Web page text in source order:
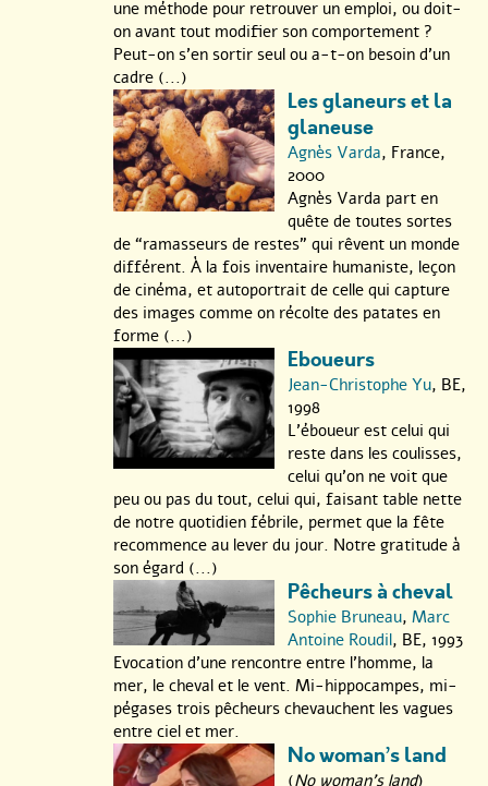
une méthode pour retrouver un emploi, ou doit-
on avant tout modifier son comportement ?
Peut-on s’en sortir seul ou a-t-on besoin d’un
cadre (...)
Les glaneurs et la
glaneuse
Agnès Varda, France,
2000
Agnès Varda part en
quête de toutes sortes
de “ramasseurs de restes” qui rêvent un monde
différent. À la fois inventaire humaniste, leçon
de cinéma, et autoportrait de celle qui capture
des images comme on récolte des patates en
forme (...)
Eboueurs
Jean-Christophe Yu, BE,
1998
L’éboueur est celui qui
reste dans les coulisses,
celui qu’on ne voit que
peu ou pas du tout, celui qui, faisant table nette
de notre quotidien fébrile, permet que la fête
recommence au lever du jour. Notre gratitude à
son égard (...)
Pêcheurs à cheval
Sophie Bruneau, Marc
Antoine Roudil, BE, 1993
Evocation d’une rencontre entre l’homme, la
mer, le cheval et le vent. Mi-hippocampes, mi-
pégases trois pêcheurs chevauchent les vagues
entre ciel et mer.
No woman’s land
(No woman's land)